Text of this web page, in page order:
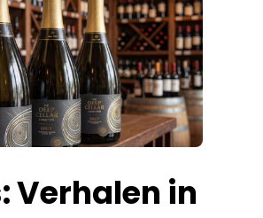
Verhalen in